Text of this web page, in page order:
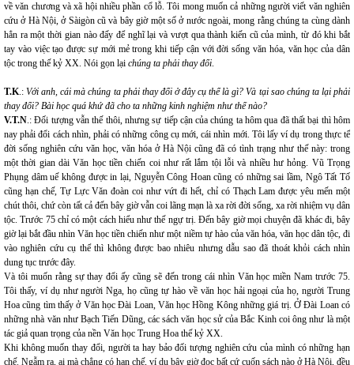
về văn chương và xã hội nhiều phần cổ lỗ. Tôi mong muốn cả những người viết văn nghiên
cứu ở Hà Nội, ở Sàigòn cũ và bây giờ một số ở nước ngoài, mong rằng chúng ta cùng dành
hẳn ra một thời gian nào đấy để nghĩ lại và vượt qua thành kiến cũ của mình, từ đó khi bắt
tay vào việc tạo được sự mới mẻ trong khi tiếp cận với đời sống văn hóa, văn học của dân
tộc trong thế kỷ XX. Nói gọn lại chúng ta phải thay đổi.
T.K.: Với anh, cái mà chúng ta phải thay đổi ở đây cụ thể là gì? Và tại sao chúng ta lại phải
thay đổi? Bài học quá khứ đã cho ta những kinh nghiệm như thế nào?
V.T.N.: Đối tượng vẫn thế thôi, nhưng sự tiếp cận của chúng ta hôm qua đã thất bại thì hôm
nay phải đổi cách nhìn, phải có những công cụ mới, cái nhìn mới. Tôi lấy ví dụ trong thực tế
đời sống nghiên cứu văn học, văn hóa ở Hà Nội cũng đã có tình trạng như thế này: trong
một thời gian dài Văn học tiền chiến coi như rất lắm tội lỗi và nhiều hư hỏng. Vũ Trọng
Phụng dâm uế không được in lại, Nguyễn Công Hoan cũng có những sai lầm, Ngô Tất Tố
cũng hạn chế, Tự Lực Văn đoàn coi như vứt đi hết, chỉ có Thạch Lam được yêu mến một
chút thôi, chứ còn tất cả đến bây giờ vẫn coi lãng mạn là xa rời đời sống, xa rời nhiệm vụ dân
tộc. Trước 75 chỉ có một cách hiểu như thế ngự trị. Đến bây giờ mọi chuyện đã khác đi, bây
giờ lại bắt đầu nhìn Văn học tiền chiến như một niềm tự hào của văn hóa, văn học dân tộc, đi
vào nghiên cứu cụ thể thì không được bao nhiêu nhưng dẫu sao đã thoát khỏi cách nhìn
dung tục trước đây.
Và tôi muốn rằng sự thay đổi ấy cũng sẽ đến trong cái nhìn Văn học miền Nam trước 75.
Tôi thấy, ví dụ như người Nga, họ cũng tự hào về văn học hải ngoại của họ, người Trung
Hoa cũng tìm thấy ở Văn học Đài Loan, Văn học Hồng Kông những giá trị. Ở Đài Loan có
những nhà văn như Bạch Tiến Dũng, các sách văn học sử của Bắc Kinh coi ông như là một
tác giả quan trọng của nền Văn học Trung Hoa thế kỷ XX.
Khi không muốn thay đổi, người ta hay bảo đối tượng nghiên cứu của mình có những hạn
chế. Ngẫm ra, ai mà chẳng có hạn chế, ví dụ bây giờ đọc bất cứ cuốn sách nào ở Hà Nội, đều